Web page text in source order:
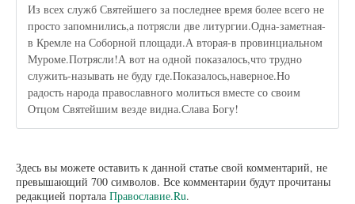
Из всех служб Святейшего за последнее время более всего не
просто запомнились,а потрясли две литургии.Одна-заметная-
в Кремле на Соборной площади.А вторая-в провинциальном
Муроме.Потрясли!А вот на одной показалось,что трудно
служить-называть не буду где.Показалось,наверное.Но
радость народа православного молиться вместе со своим
Отцом Святейшим везде видна.Слава Богу!
Здесь вы можете оставить к данной статье свой комментарий, не
превышающий 700 символов. Все комментарии будут прочитаны
редакцией портала Православие.Ru.